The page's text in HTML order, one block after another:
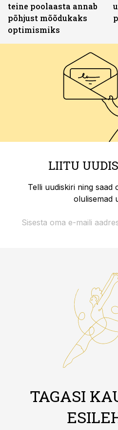
teine poolaasta annab
põhjust mõõdukaks
optimismiks
LIITU
Telli uudiskiri ning saad
olulisemad
TAGASI